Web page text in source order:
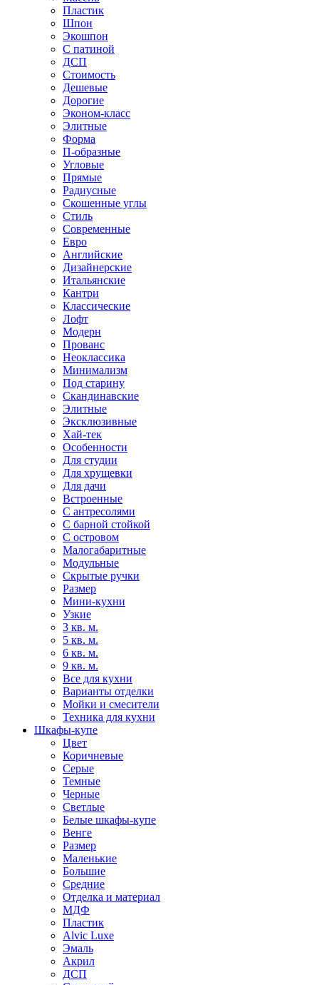
Пластик
Шпон
Экошпон
С патиной
ДСП
Стоимость
Дешевые
Дорогие
Эконом-класс
Элитные
Форма
П-образные
Угловые
Прямые
Радиусные
Скошенные углы
Стиль
Современные
Евро
Английские
Дизайнерские
Итальянские
Кантри
Классические
Лофт
Модерн
Прованс
Неоклассика
Минимализм
Под старину
Скандинавские
Элитные
Эксклюзивные
Хай-тек
Особенности
Для студии
Для хрущевки
Для дачи
Встроенные
С антресолями
С барной стойкой
С островом
Малогабаритные
Модульные
Скрытые ручки
Размер
Мини-кухни
Узкие
3 кв. м.
5 кв. м.
6 кв. м.
9 кв. м.
Все для кухни
Варианты отделки
Мойки и смесители
Техника для кухни
Шкафы-купе
Цвет
Коричневые
Серые
Темные
Черные
Светлые
Белые шкафы-купе
Венге
Размер
Маленькие
Большие
Средние
Отделка и материал
МДФ
Пластик
Alvic Luxe
Эмаль
Акрил
ДСП